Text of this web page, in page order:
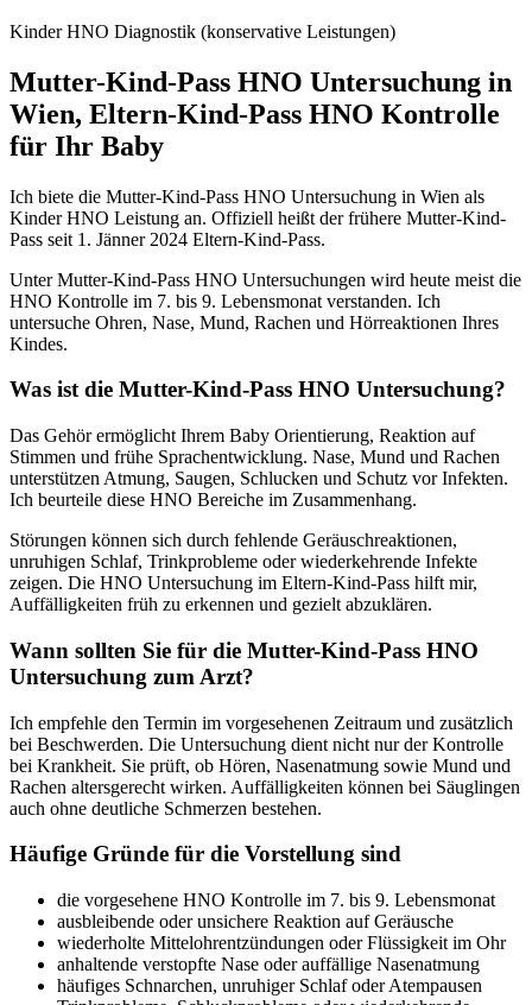
Kinder HNO Diagnostik (konservative Leistungen)
Mutter-Kind-Pass HNO Untersuchung in
Wien, Eltern-Kind-Pass HNO Kontrolle
für Ihr Baby
Ich biete die Mutter-Kind-Pass HNO Untersuchung in Wien als
Kinder HNO Leistung an. Offiziell heißt der frühere Mutter-Kind-
Pass seit 1. Jänner 2024 Eltern-Kind-Pass.
Unter Mutter-Kind-Pass HNO Untersuchungen wird heute meist die
HNO Kontrolle im 7. bis 9. Lebensmonat verstanden. Ich
untersuche Ohren, Nase, Mund, Rachen und Hörreaktionen Ihres
Kindes.
Was ist die Mutter-Kind-Pass HNO Untersuchung?
Das Gehör ermöglicht Ihrem Baby Orientierung, Reaktion auf
Stimmen und frühe Sprachentwicklung. Nase, Mund und Rachen
unterstützen Atmung, Saugen, Schlucken und Schutz vor Infekten.
Ich beurteile diese HNO Bereiche im Zusammenhang.
Störungen können sich durch fehlende Geräuschreaktionen,
unruhigen Schlaf, Trinkprobleme oder wiederkehrende Infekte
zeigen. Die HNO Untersuchung im Eltern-Kind-Pass hilft mir,
Auffälligkeiten früh zu erkennen und gezielt abzuklären.
Wann sollten Sie für die Mutter-Kind-Pass HNO
Untersuchung zum Arzt?
Ich empfehle den Termin im vorgesehenen Zeitraum und zusätzlich
bei Beschwerden. Die Untersuchung dient nicht nur der Kontrolle
bei Krankheit. Sie prüft, ob Hören, Nasenatmung sowie Mund und
Rachen altersgerecht wirken. Auffälligkeiten können bei Säuglingen
auch ohne deutliche Schmerzen bestehen.
Häufige Gründe für die Vorstellung sind
die vorgesehene HNO Kontrolle im 7. bis 9. Lebensmonat
ausbleibende oder unsichere Reaktion auf Geräusche
wiederholte Mittelohrentzündungen oder Flüssigkeit im Ohr
anhaltende verstopfte Nase oder auffällige Nasenatmung
häufiges Schnarchen, unruhiger Schlaf oder Atempausen